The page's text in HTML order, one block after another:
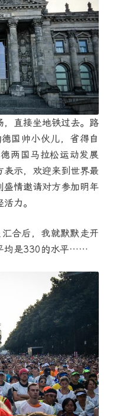
，直接坐地铁过去。路
国帅小伙儿，省得自
两国马拉松运动发展
表示，欢迎来到世界最
情邀请对方参加明年
力。
合后，我就默默走开
均是330的水平……